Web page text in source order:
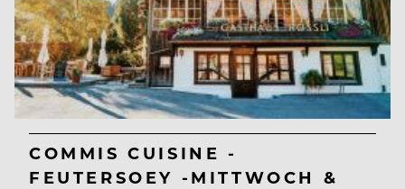
COMMIS CUISINE -
FEUTERSOEY -MITTWOCH &